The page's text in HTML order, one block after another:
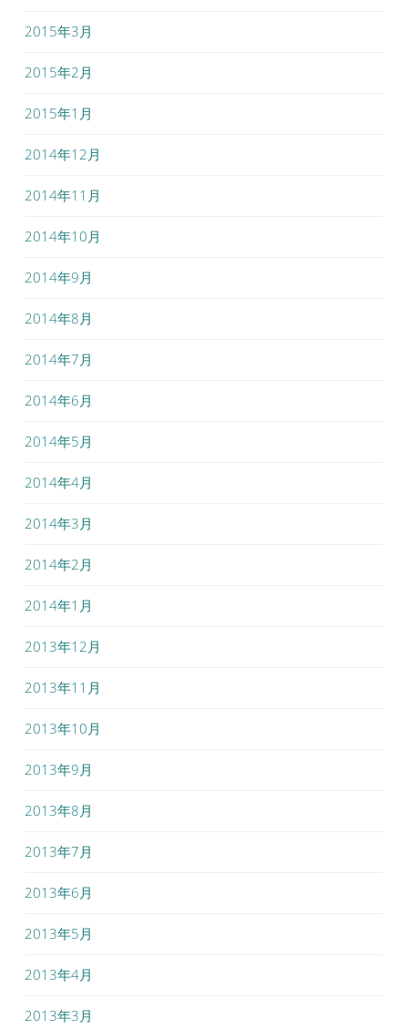
2015年3月
2015年2月
2015年1月
2014年12月
2014年11月
2014年10月
2014年9月
2014年8月
2014年7月
2014年6月
2014年5月
2014年4月
2014年3月
2014年2月
2014年1月
2013年12月
2013年11月
2013年10月
2013年9月
2013年8月
2013年7月
2013年6月
2013年5月
2013年4月
2013年3月